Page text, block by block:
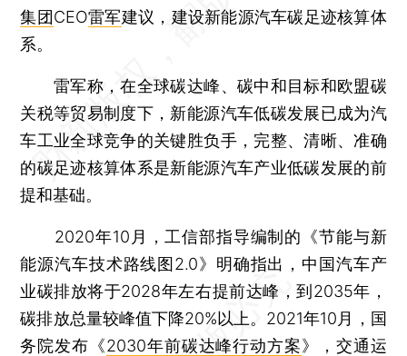
集团CEO雷军建议，建设新能源汽车碳足迹核算体
系。
雷军称，在全球碳达峰、碳中和目标和欧盟碳
关税等贸易制度下，新能源汽车低碳发展已成为汽
车工业全球竞争的关键胜负手，完整、清晰、准确
的碳足迹核算体系是新能源汽车产业低碳发展的前
提和基础。
2020年10月，工信部指导编制的《节能与新
能源汽车技术路线图2.0》明确指出，中国汽车产
业碳排放将于2028年左右提前达峰，到2035年，
碳排放总量较峰值下降20%以上。2021年10月，国
务院发布《2030年前碳达峰行动方案》，交通运